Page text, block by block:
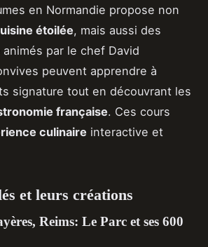
en Normandie propose non
étoilée, mais aussi des
animés par le chef David
peuvent apprendre à
signature tout en découvrant les
française. Ces cours
culinaire interactive et
et leurs créations
Reims: Le Parc et ses 600